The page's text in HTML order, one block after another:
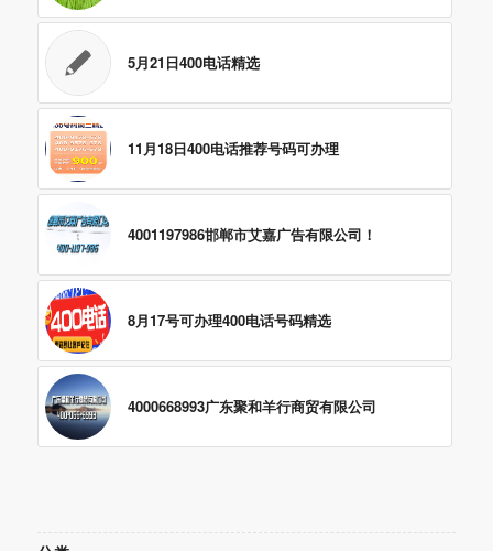
5月21日400电话精选
11月18日400电话推荐号码可办理
4001197986邯郸市艾嘉广告有限公司！
8月17号可办理400电话号码精选
4000668993广东聚和羊行商贸有限公司